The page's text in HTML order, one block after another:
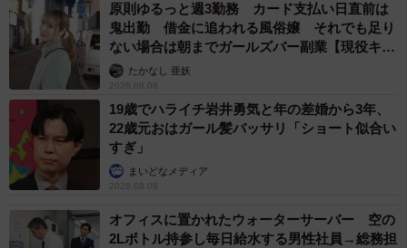
でんかさん：ポテトです。ポテトを食べるためにマックに
行っているといっても過言ではありません。揚げたてポテ
トもしなしなポテトも好きですし、シャカシャカポテトの
時期はいつもご機嫌です。テイクアウトでは、自前でタル
タルソースやハーブ系のケチャップを用意して楽しんでい
ます。
なところが魅力だと感じますか？
原則ゆるっと週3勤務 カード支払い日直前は
鬼出勤 借金に追われる風俗嬢 それでも足り
ない場合は朝までガールズバー副業【現役キャ
ストに取材】
たかなし 亜妖
2026.08.08
19歳でハライチ岩井勇気と年の差婚から3年、
22歳元おはガール髪バッサリ「ショート似合い
すぎ」
まいどなメディア
2026.08.08
オフィスに置かれたウォーターサーバー 空の
2Lボトル持参し毎日給水する男性社員→総務担